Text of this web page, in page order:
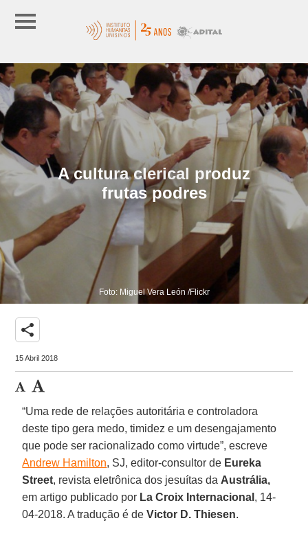
A cultura clerical produz
frutas podres
Foto: Miguel Vera León /Flickr
share
15 Abril 2018
“Uma rede de relações autoritária e controladora
deste tipo gera medo, timidez e um desengajamento
que pode ser racionalizado como virtude”, escreve
Andrew Hamilton, SJ, editor-consultor de Eureka
Street, revista eletrônica dos jesuítas da Austrália,
em artigo publicado por La Croix Internacional , 14-
04-2018. A tradução é deVictor D. Thiesen.